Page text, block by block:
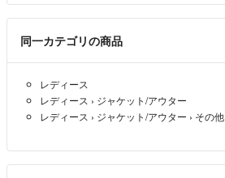
※切手でポスト投函発送可能な方には
そちらでの対応もさせて頂きます。
◎クーポン利用の為に
300円商品を301円へ変更等のご相談には
対応させて頂きますので
同一カテゴリの商品
レディース
レディース › ジャケット/アウター
レディース › ジャケット/アウター › その他